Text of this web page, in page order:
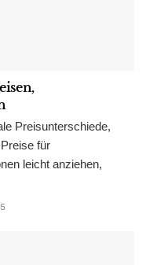
Preisunterschiede,
für
leicht anziehen,